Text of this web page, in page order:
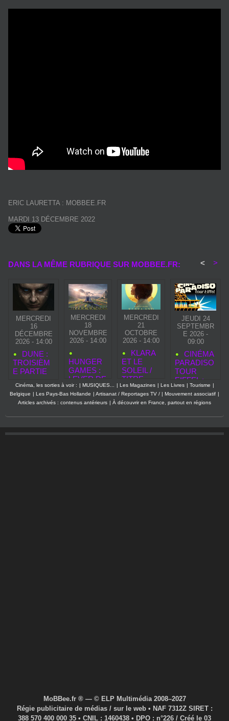
ERIC LAURETTA : MOBBEE.FR
MARDI 13 DÉCEMBRE 2022
DANS LA MÊME RUBRIQUE SUR MOBBEE.FR: < >
MERCREDI
16
DÉCEMBRE
2026 - 14:00
DUNE :
TROISIÈM
E PARTIE
MERCREDI
18
NOVEMBRE
2026 - 14:00
HUNGER
GAMES :
LEVER DE
SOLEIL
SUR LA
MOISSON
QUELL
MERCREDI
21
OCTOBRE
2026 - 14:00
KLARA
ET LE
SOLEIL /
TITRE
ORIGINAL
: KLARA
AND THE
JEUDI 24
SEPTEMBR
E 2026 -
09:00
CINÉMA
PARADISO
TOUR
EIFFEL :
Cinéma, les sorties à voir : | MUSIQUES... | Les Magazines | Les Livres | Tourisme |
Belgique | Les Pays-Bas Hollande | Artisanat / Reportages TV / | Mouvement associatif |
Articles archivés : contenus antérieurs | À découvrir en France, partout en régions
MoBBee.fr ® — © ELP Multimédia 2008–2027
Régie publicitaire de médias / sur le web • NAF 7312Z SIRET :
388 570 400 000 35 • CNIL : 1460438 • DPO : n°226 / Créé le 03